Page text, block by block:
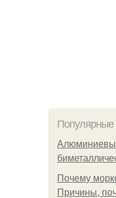
Почему
Причины,